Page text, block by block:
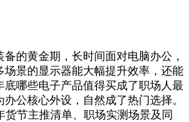
的黄金期，长时间面对电脑办公，
场景的显示器能大幅提升效率，还能
底哪些电子产品值得买成了职场人最
公核心外设，自然成了热门选择。
货节主推清单、职场实测场景及同